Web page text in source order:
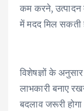
कम करने, उत्पादन
में मदद मिल सकती
विशेषज्ञों के
लाभकारी बनाए
बदलाव जरूरी